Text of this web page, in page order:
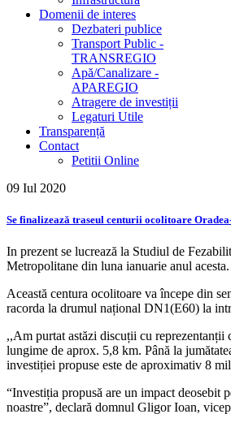
Domenii de interes
Dezbateri publice
Transport Public -
TRANSREGIO
Apă/Canalizare -
APAREGIO
Atragere de investiții
Legaturi Utile
Transparență
Contact
Petitii Online
09 Iul 2020
Se finalizează traseul centurii ocolitoare
In prezent se lucrează la Studiul de
Metropolitane din luna ianuarie anul acesta.
Această centura ocolitoare va începe din
racorda la drumul național DN1(E60) la
,,Am purtat astăzi discuții cu reprezentanții
lungime de aprox. 5,8 km. Până la
investiției propuse este de aproximativ 8
“Investiția propusă are un impact
noastre”, declară domnul Gligor Ioan,